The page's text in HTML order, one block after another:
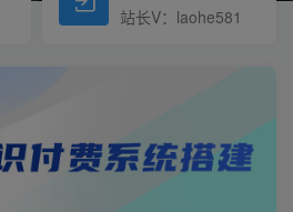
站长V：laohe581